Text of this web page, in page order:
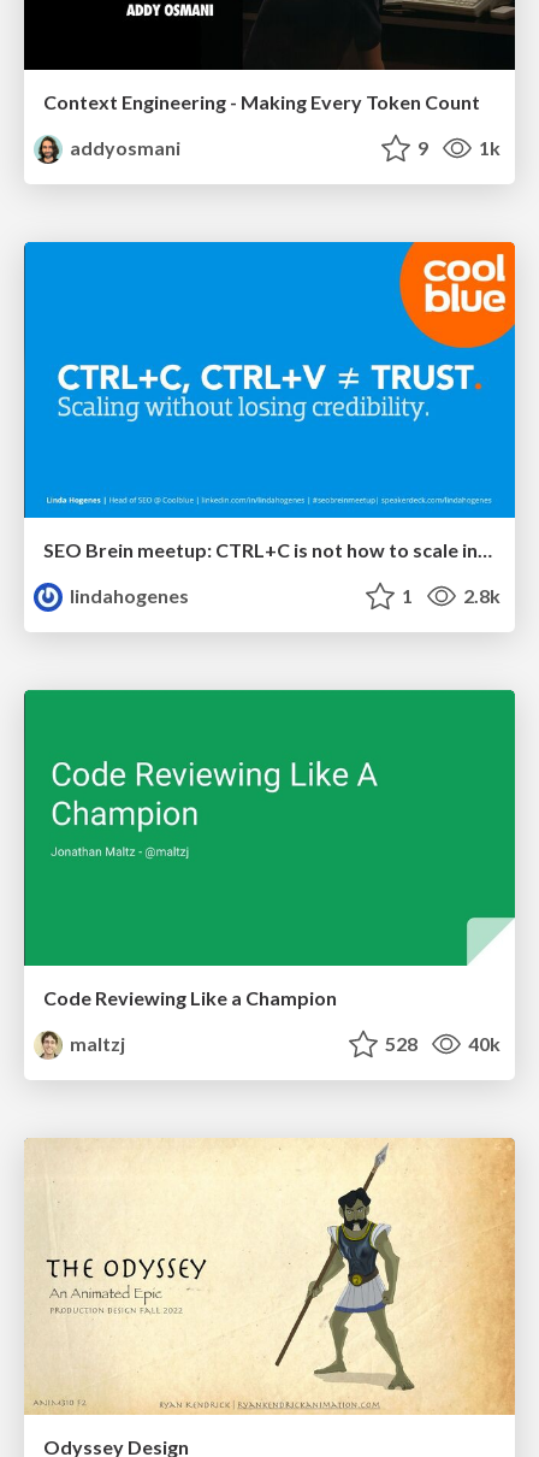
Context Engineering - Making Every Token Count
addyosmani
9 1k
SEO Brein meetup: CTRL+C is not how to scale international SEO
lindahogenes
1 2.8k
Code Reviewing Like a Champion
maltzj
528 40k
Odyssey Design